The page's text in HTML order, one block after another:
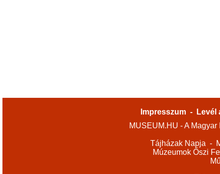
Impresszum -
Levél
MUSEUM.HU - A
Tájházak Napja -
Múzeumok Őszi